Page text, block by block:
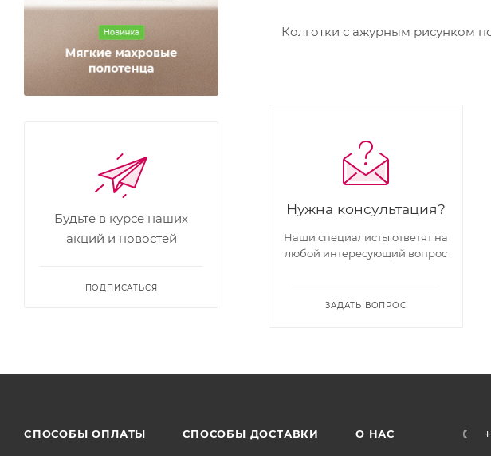
Колготки с ажурным рисунком
Нужна консультация?
Наши специалисты ответят на
любой интересующий вопрос
ЗАДАТЬ ВОПРОС
Будьте в курсе наших
акций и новостей
ПОДПИСАТЬСЯ
CПОСОБЫ ОПЛАТЫ СПОСОБЫ ДОСТАВКИ О НАС